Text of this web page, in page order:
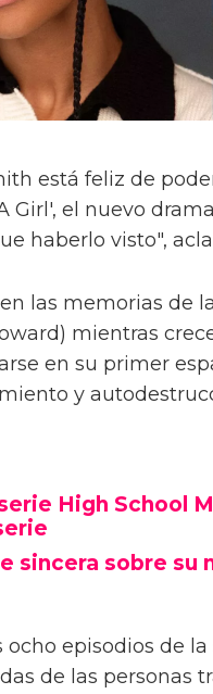
está feliz de
Girl', el nuevo
haberlo visto",
las memorias de
mientras
en su primer
y
High School
sincera sobre su
episodios de
de las personas